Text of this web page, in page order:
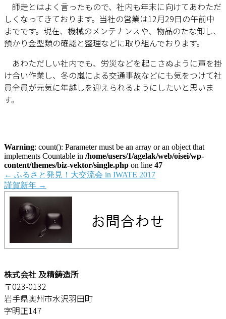
師走とはよく言ったもので、社内も年末に向けてあわただ
しくなってきております。当社の営業は12月29日の午前中
までです。現在、機械のメンテナンスや、物品のたな卸し、
預かり金型類の確認と整理などに取り組んでおります。
あわただしい社内でも、労災などを起こさぬように声を掛
け合い作業し、冬の嵐による交通事故などにも気をつけて社
員全員が元気に年越しを迎えられるようにしたいと思いま
す。
Warning: count(): Parameter must be an array or an object that
implements Countable in /home/users/1/agelak/web/oisei/wp-
content/themes/biz-vektor/single.php on line 47
← ふるさと発見！大交流会 in IWATE 2017
謹賀新年 →
株式会社 及精鋳造所
〒023-0132
岩手県奥州市水沢羽田町
字明正147